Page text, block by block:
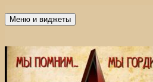
Победа 60
Меню и виджеты